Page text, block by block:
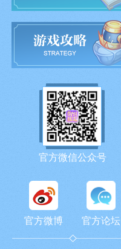
官方微信公众号
官方微博 官方论坛